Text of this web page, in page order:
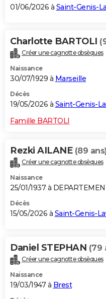
01/06/2026 à Saint-Genis-
Charlotte BARTOLI
Créer une cagnotte obsèques
Naissance
30/07/1929 à Marseille
Décès
19/05/2026 à Saint-Genis-
Famille BARTOLI
Rezki AILANE (89
Créer une cagnotte obsèques
Naissance
25/01/1937 à
Décès
15/05/2026 à Saint-Genis-
Daniel STEPHAN (79
Créer une cagnotte obsèques
Naissance
19/03/1947 à Brest